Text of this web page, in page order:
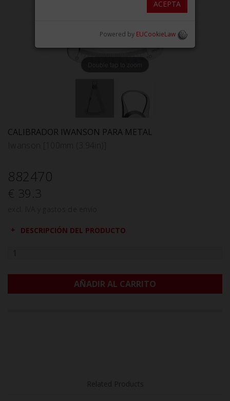
Double tap to zoom
CALIBRADOR IWANSON PARA METAL
882470
€ 39.3
DESCRIPCIÓN DEL PRODUCTO
AÑADIR AL CARRITO
ACEPTA
Powered by EUCookieLaw